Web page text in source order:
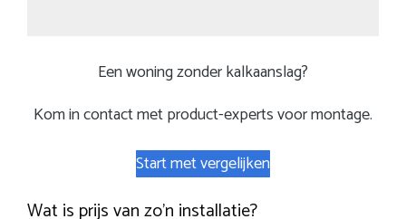
Een woning zonder kalkaanslag?
Kom in contact met product-experts voor montage.
Start met vergelijken
Wat is prijs van zo’n installatie?